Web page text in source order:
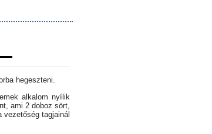
hegeszteni.
alkalom nyílik
ami 2 doboz sört,
vezetőség tagjainál